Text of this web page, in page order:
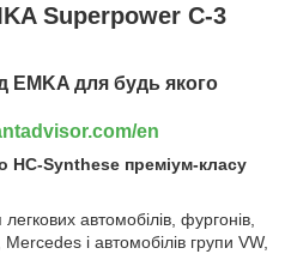
Superpower C-3
EMKA для будь якого
en
HC-Synthese преміум-класу
автомобілів, фургонів,
і автомобілів групи VW,